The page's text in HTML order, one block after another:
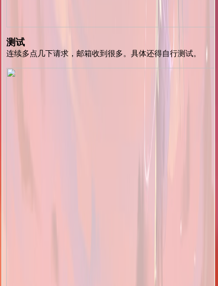
测试
连续多点几下请求，邮箱收到很多。具体还得自行测试。